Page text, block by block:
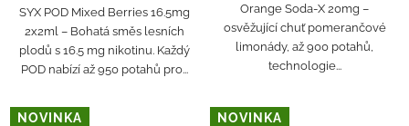
SYX POD Mixed Berries 16.5mg
2x2ml – Bohatá směs lesních
plodů s 16.5 mg nikotinu. Každý
POD nabízí až 950 potahů pro...
Orange Soda-X 20mg –
osvěžující chuť pomerančové
limonády, až 900 potahů,
technologie...
NOVINKA NOVINKA